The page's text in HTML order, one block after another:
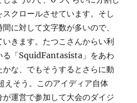
クロールさせています。そし
に対して文字数が多いので、
きます。たつこさんからい利
る「SquidFantasista」をあわ
な、でもそうするとさらに動
えそう。このアイディア自体
運営で参加して大会のダイジ